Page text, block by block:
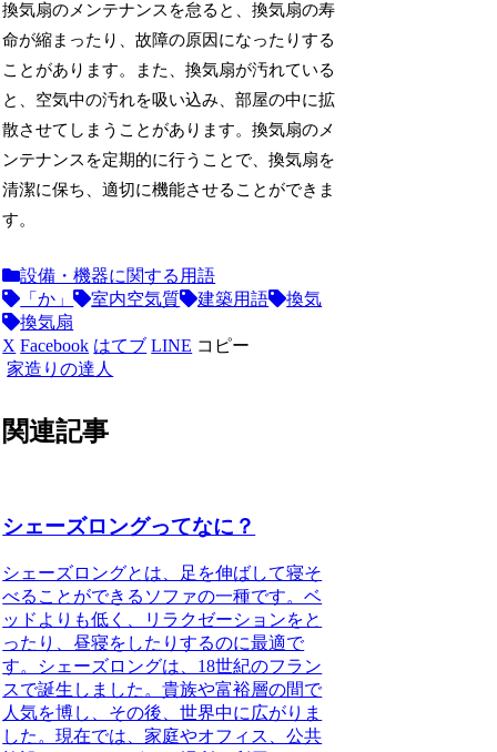
換気扇のメンテナンスを怠ると、換気扇の寿
命が縮まったり、故障の原因になったりする
ことがあります。また、換気扇が汚れている
と、空気中の汚れを吸い込み、部屋の中に拡
散させてしまうことがあります。換気扇のメ
ンテナンスを定期的に行うことで、換気扇を
清潔に保ち、適切に機能させることができま
す。
設備・機器に関する用語
「か」
室内空気質 建築用語
換気
換気扇
X Facebook はてブ LINE コピー
家造りの達人
関連記事
シェーズロングってなに？
シェーズロングとは、足を伸ばして寝そ
べることができるソファの一種です。ベ
ッドよりも低く、リラクゼーションをと
ったり、昼寝をしたりするのに最適で
す。シェーズロングは、18世紀のフラン
スで誕生しました。貴族や富裕層の間で
人気を博し、その後、世界中に広がりま
した。現在では、家庭やオフィス、公共